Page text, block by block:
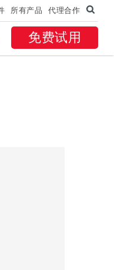
所有产品 代理合作
免费试用